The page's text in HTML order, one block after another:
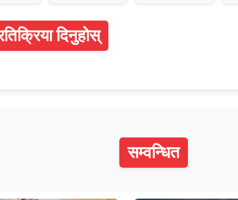
दिनुहोस्
सम्वन्धित